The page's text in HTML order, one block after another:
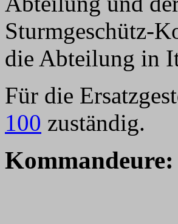
Sturmgeschütz-
die Abteilung in
Für die
100 zuständig.
Kommandeure: